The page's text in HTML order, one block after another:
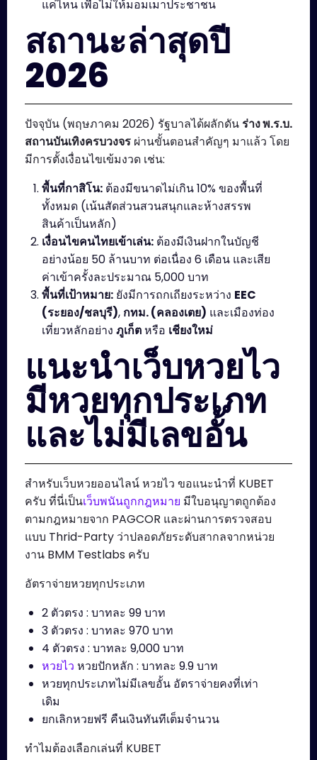
แค่ไหน เพื่อไม่ให้มอมเมาประชาชน
สถานะล่าสุดปี
2026
ปัจจุบัน (พฤษภาคม 2026) รัฐบาลได้ผลักดัน ร่าง พ.ร.บ.
สถานบันเทิงครบวงจร ผ่านขั้นตอนสำคัญๆ มาแล้ว โดย
มีการตั้งเงื่อนไขเข้มงวด เช่น:
พื้นที่กาสิโน: ต้องมีขนาดไม่เกิน 10% ของพื้นที่
ทั้งหมด (เน้นสัดส่วนสวนสนุกและห้างสรรพ
สินค้าเป็นหลัก)
เงื่อนไขคนไทยเข้าเล่น: ต้องมีเงินฝากในบัญชี
อย่างน้อย 50 ล้านบาท ต่อเนื่อง 6 เดือน และเสีย
ค่าเข้าครั้งละประมาณ 5,000 บาท
พื้นที่เป้าหมาย: ยังมีการถกเถียงระหว่าง EEC
(ระยอง/ชลบุรี), กทม. (คลองเตย) และเมืองท่อง
เที่ยวหลักอย่าง ภูเก็ตหรือ เชียงใหม่
แนะนำเว็บหวยไว
มีหวยทุกประเภท
และไม่มีเลขอั้น
สำหรับเว็บหวยออนไลน์ หวยไว ขอแนะนำที่ KUBET
ครับ ที่นี่เป็นเว็บพนันถูกกฎหมาย มีใบอนุญาตถูกต้อง
ตามกฎหมายจาก PAGCOR และผ่านการตรวจสอบ
แบบ Thrid-Party ว่าปลอดภัยระดับสากลจากหน่วย
งาน BMM Testlabs ครับ
อัตราจ่ายหวยทุกประเภท
2 ตัวตรง : บาทละ 99 บาท
3 ตัวตรง : บาทละ 970 บาท
4 ตัวตรง : บาทละ 9,000 บาท
หวยไว หวยปักหลัก : บาทละ 9.9 บาท
หวยทุกประเภทไม่มีเลขอั้น อัตราจ่ายคงที่เท่า
เดิม
ยกเลิกหวยฟรี คืนเงินทันทีเต็มจำนวน
ทำไมต้องเลือกเล่นที่ KUBET